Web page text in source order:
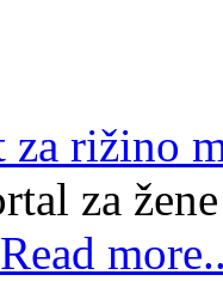
za rižino
za žene
Read